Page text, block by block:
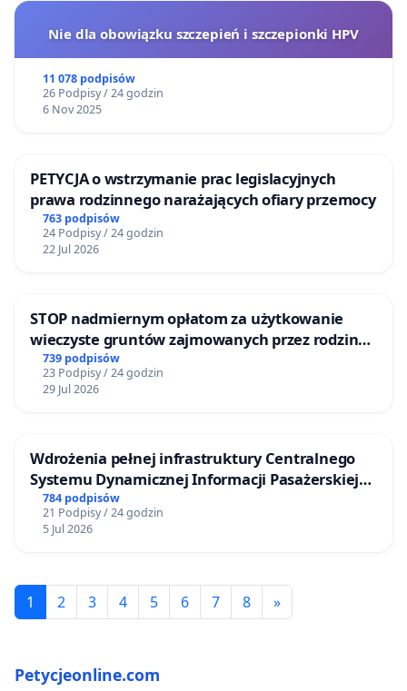
Nie dla obowiązku szczepień i szczepionki HPV
11 078 podpisów
26 Podpisy / 24 godzin
6 Nov 2025
PETYCJA o wstrzymanie prac legislacyjnych
prawa rodzinnego narażających ofiary przemocy
763 podpisów
24 Podpisy / 24 godzin
22 Jul 2026
STOP nadmiernym opłatom za użytkowanie
wieczyste gruntów zajmowanych przez rodzinne
ogrody działkowe.
739 podpisów
23 Podpisy / 24 godzin
29 Jul 2026
Wdrożenia pełnej infrastruktury Centralnego
Systemu Dynamicznej Informacji Pasażerskiej
(CSDiP) na stacji kolejowej w Łomży
784 podpisów
21 Podpisy / 24 godzin
5 Jul 2026
1 2 3 4 5 6 7 8 »
Petycjeonline.com